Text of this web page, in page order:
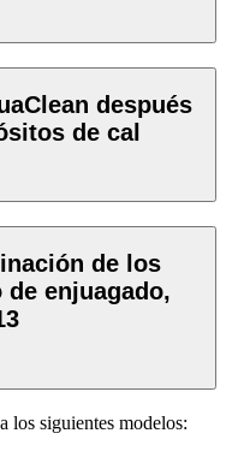
después
de cal
de los
enjuagado,
los siguientes modelos: